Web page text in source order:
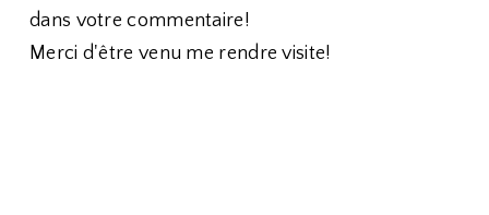
dans votre commentaire!
Merci d'être venu me rendre visite!